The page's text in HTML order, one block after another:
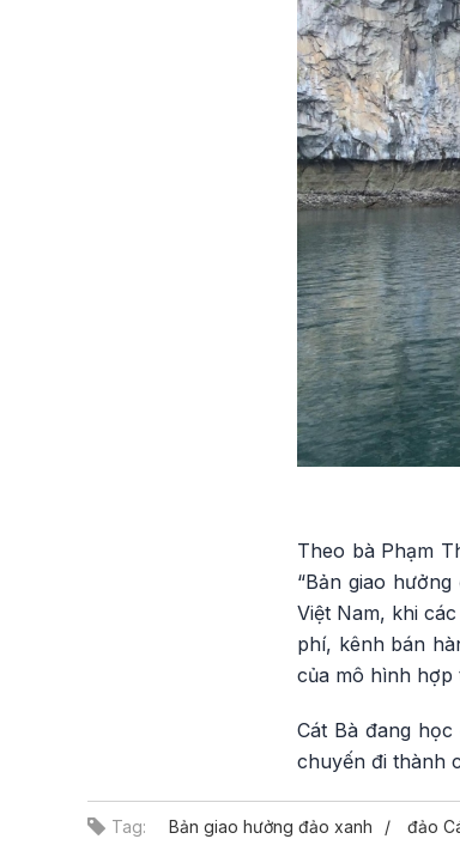
Theo bà Phạm
“Bản giao
Việt Nam, khi
phí, kênh bán
của mô hình
Cát Bà đang
chuyến đi thành
Tag: Bản giao hưởng đảo xanh đảo